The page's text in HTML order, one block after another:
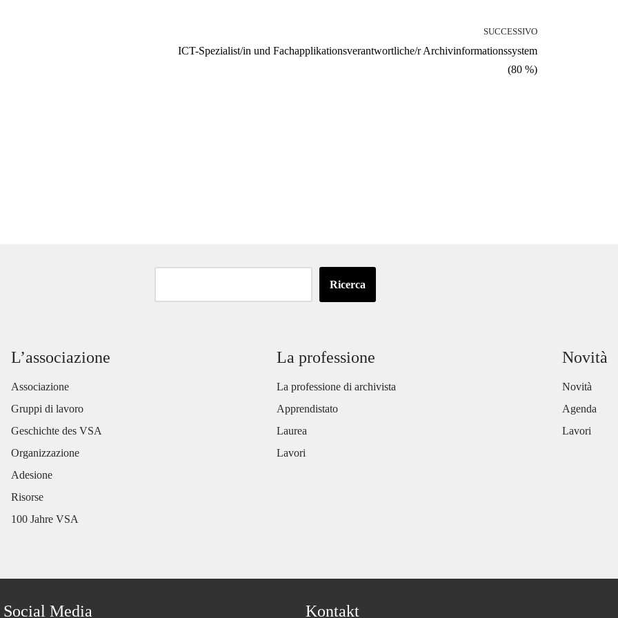
SUCCESSIVO
ICT-Spezialist/in und Fachapplikationsverantwortliche/r Archivinformationssystem
(80 %)
Ricerca
L’associazione
Associazione
Gruppi di lavoro
Geschichte des VSA
Organizzazione
Adesione
Risorse
100 Jahre VSA
La professione
La professione di archivista
Apprendistato
Laurea
Lavori
Novità
Novità
Agenda
Lavori
Social Media Kontakt